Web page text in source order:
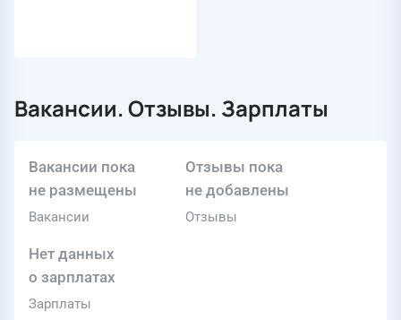
Вакансии. Отзывы. Зарплаты
Вакансии пока
не размещены
Вакансии
Отзывы пока
не добавлены
Отзывы
Нет данных
о зарплатах
Зарплаты